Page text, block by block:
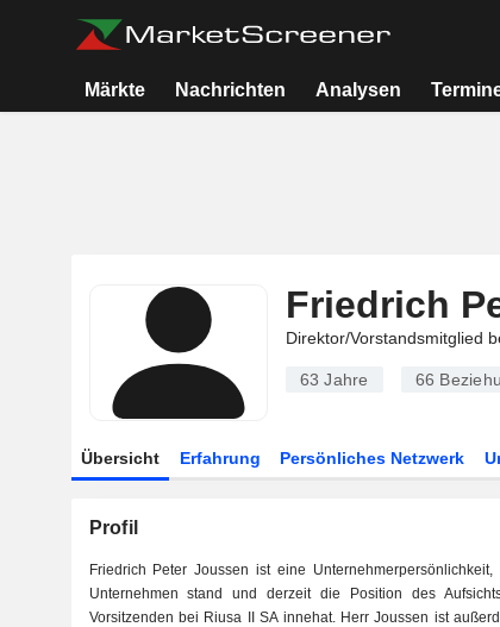
Märkte Nachrichten Analysen
Friedrich
Direktor/Vorstandsmitglied
63 Jahre 66
Übersicht Erfahrung Persönliches Netzwerk
Profil
Friedrich Peter Joussen ist eine
Unternehmen stand und derzeit die Position des
Vorsitzenden bei Riusa II SA innehat. Herr Joussen ist